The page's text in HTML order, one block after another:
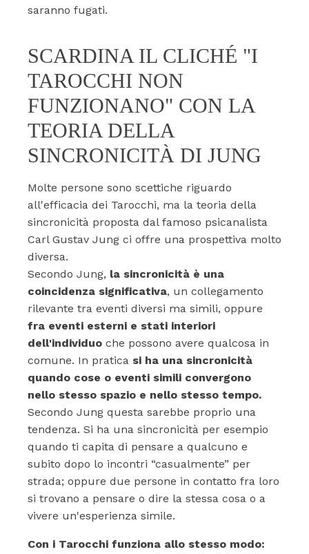
saranno fugati.
SCARDINA IL CLICHÉ "I
TAROCCHI NON
FUNZIONANO" CON LA
TEORIA DELLA
SINCRONICITÀ DI JUNG
Molte persone sono scettiche riguardo
all'efficacia dei Tarocchi, ma la teoria della
sincronicità proposta dal famoso psicanalista
Carl Gustav Jung ci offre una prospettiva molto
diversa.
Secondo Jung, la sincronicità è una
coincidenza significativa, un collegamento
rilevante tra eventi diversi ma simili, oppure
fra eventi esterni e stati interiori
dell'individuo che possono avere qualcosa in
comune. In pratica si ha una sincronicità
quando cose o eventi simili convergono
nello stesso spazio e nello stesso tempo.
Secondo Jung questa sarebbe proprio una
tendenza. Si ha una sincronicità per esempio
quando ti capita di pensare a qualcuno e
subito dopo lo incontri “casualmente” per
strada; oppure due persone in contatto fra loro
si trovano a pensare o dire la stessa cosa o a
vivere un'esperienza simile.
Con i Tarocchi funziona allo stesso modo: